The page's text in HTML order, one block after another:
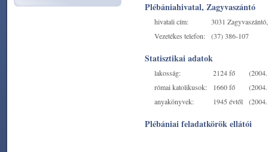
Plébániahivatal, Zagyvaszántó
hivatali cím:
3031
Vezetékes telefon:
(37) 386-107
Statisztikai adatok
lakosság: 2124 fő
római katolikusok:
1660 fő
anyakönyvek:
1945 évtől
Plébániai feladatkörök ellátói